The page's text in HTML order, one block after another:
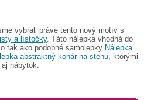
vybrali práve tento nový motív s
a lístočky. Táto nálepka vhodná do
tak ako podobné samolepky Nálepka
abstraktný konár na stenu , ktorými
nábytok.